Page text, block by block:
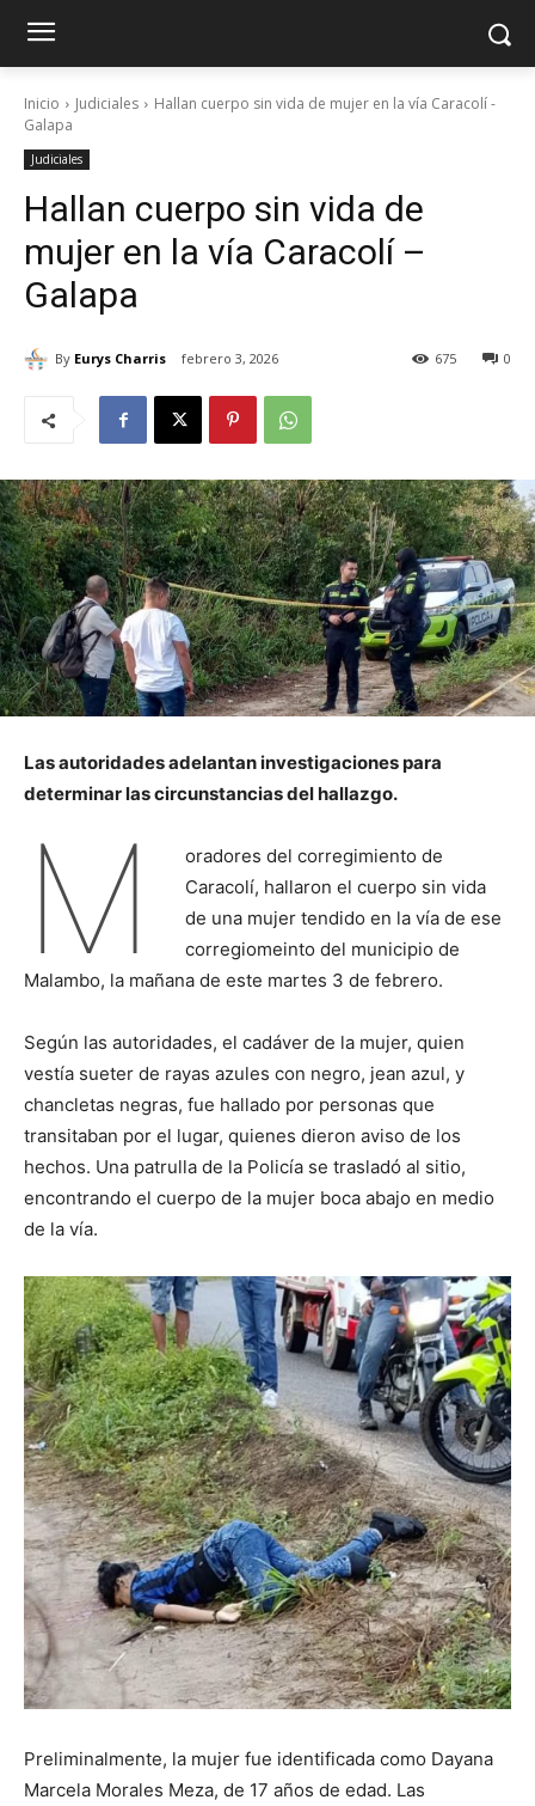
Inicio Judiciales
Hallan cuerpo sin vida de mujer en la vía Caracolí -
Galapa
Judiciales
Hallan cuerpo sin vida de
mujer en la vía Caracolí –
Galapa
By Eurys Charris febrero 3, 2026 0
675
Las autoridades adelantan investigaciones para
determinar las circunstancias del hallazgo.
M
oradores del corregimiento de
Caracolí, hallaron el cuerpo sin vida
de una mujer tendido en la vía de ese
corregiomeinto del municipio de
Malambo, la mañana de este martes 3 de febrero.
Según las autoridades, el cadáver de la mujer, quien
vestía sueter de rayas azules con negro, jean azul, y
chancletas negras, fue hallado por personas que
transitaban por el lugar, quienes dieron aviso de los
hechos. Una patrulla de la Policía se trasladó al sitio,
encontrando el cuerpo de la mujer boca abajo en medio
de la vía.
Preliminalmente, la mujer fue identificada como Dayana
Marcela Morales Meza, de 17 años de edad. Las